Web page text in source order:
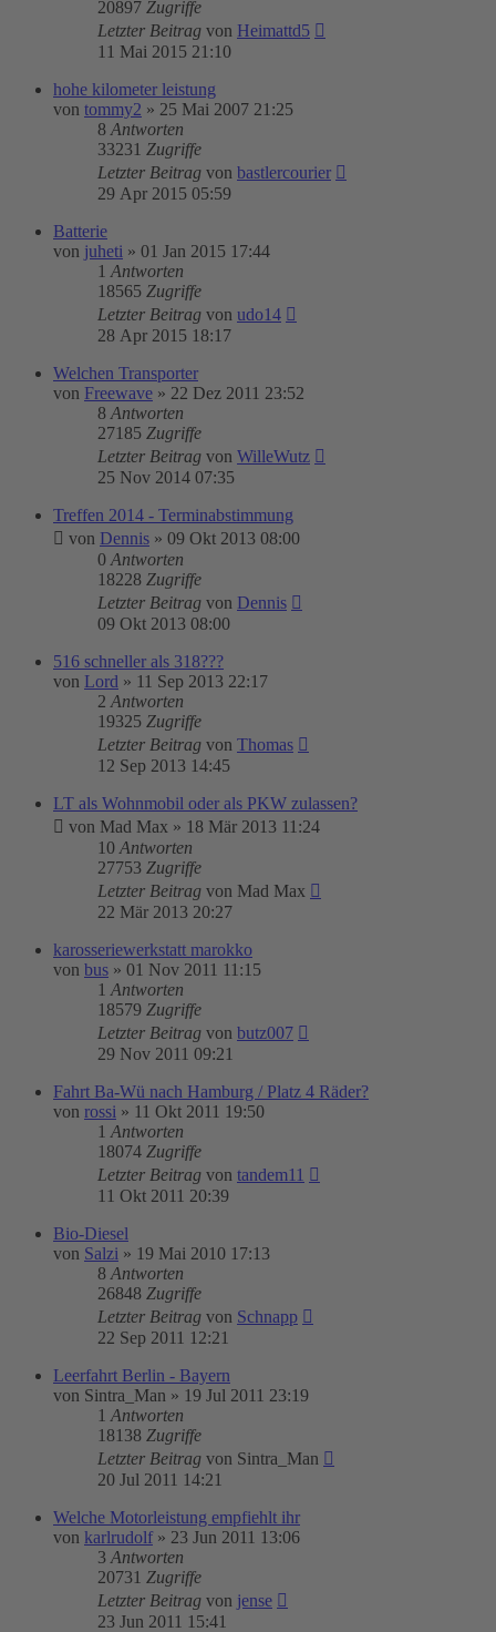
20897 Zugriffe
Letzter Beitrag von Heimattd5
11 Mai 2015 21:10
hohe kilometer leistung
von tommy2 » 25 Mai 2007 21:25
8 Antworten
33231 Zugriffe
Letzter Beitrag von bastlercourier
29 Apr 2015 05:59
Batterie
von juheti » 01 Jan 2015 17:44
1 Antworten
18565 Zugriffe
Letzter Beitrag von udo14
28 Apr 2015 18:17
Welchen Transporter
von Freewave » 22 Dez 2011 23:52
8 Antworten
27185 Zugriffe
Letzter Beitrag von WilleWutz
25 Nov 2014 07:35
Treffen 2014 - Terminabstimmung
von Dennis » 09 Okt 2013 08:00
0 Antworten
18228 Zugriffe
Letzter Beitrag von Dennis
09 Okt 2013 08:00
516 schneller als 318???
von Lord » 11 Sep 2013 22:17
2 Antworten
19325 Zugriffe
Letzter Beitrag von Thomas
12 Sep 2013 14:45
LT als Wohnmobil oder als PKW zulassen?
von Mad Max » 18 Mär 2013 11:24
10 Antworten
27753 Zugriffe
Letzter Beitrag von Mad Max
22 Mär 2013 20:27
karosseriewerkstatt marokko
von bus » 01 Nov 2011 11:15
1 Antworten
18579 Zugriffe
Letzter Beitrag von butz007
29 Nov 2011 09:21
Fahrt Ba-Wü nach Hamburg / Platz 4 Räder?
von rossi » 11 Okt 2011 19:50
1 Antworten
18074 Zugriffe
Letzter Beitrag von tandem11
11 Okt 2011 20:39
Bio-Diesel
von Salzi » 19 Mai 2010 17:13
8 Antworten
26848 Zugriffe
Letzter Beitrag von Schnapp
22 Sep 2011 12:21
Leerfahrt Berlin - Bayern
von Sintra_Man » 19 Jul 2011 23:19
1 Antworten
18138 Zugriffe
Letzter Beitrag von Sintra_Man
20 Jul 2011 14:21
Welche Motorleistung empfiehlt ihr
von karlrudolf » 23 Jun 2011 13:06
3 Antworten
20731 Zugriffe
Letzter Beitrag von jense
23 Jun 2011 15:41